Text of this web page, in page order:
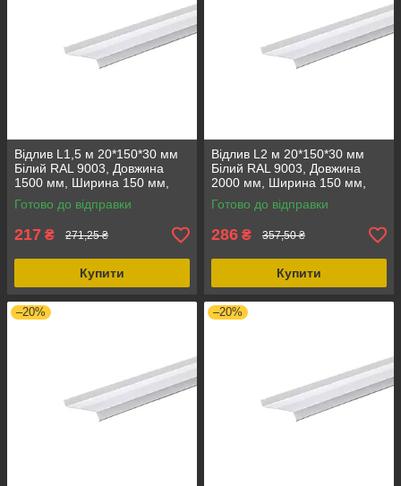
Відлив L1,5 м 20*150*30 мм
Білий RAL 9003, Довжина
1500 мм, Ширина 150 мм,
Вага 0.92 кг
Готово до відправки
217 ₴ 271,25 ₴
Купити
Відлив L2 м 20*150*30 мм
Білий RAL 9003, Довжина
2000 мм, Ширина 150 мм,
Стан - Новий
Готово до відправки
286 ₴ 357,50 ₴
Купити
–20% –20%